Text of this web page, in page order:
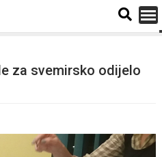
za svemirsko odijelo